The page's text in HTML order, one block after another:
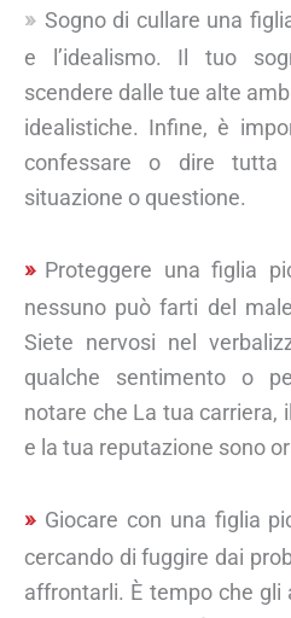
Sogno di cullare una
e l’idealismo. Il tuo
scendere dalle tue alte
idealistiche. Infine, è
confessare o dire
situazione o questione.
Proteggere una figlia
nessuno può farti del
Siete nervosi nel
qualche sentimento o
notare che La tua carriera,
e la tua reputazione sono
Giocare con una figlia
cercando di fuggire dai
affrontarli. È tempo che gli